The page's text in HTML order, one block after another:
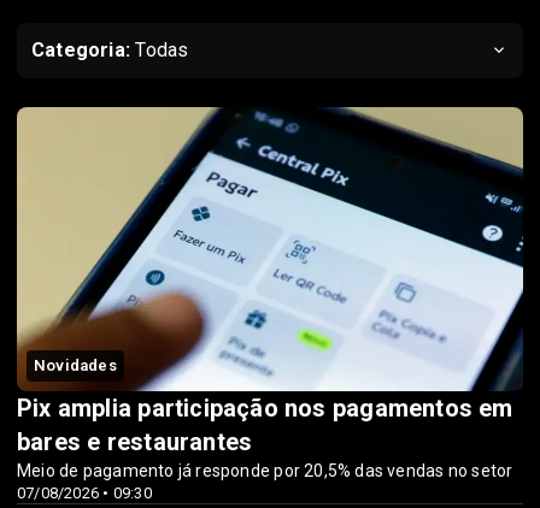
Categoria: Todas
Novidades
07/08/2026 • 09:30
Pix amplia participação nos pagamentos em
bares e restaurantes
Meio de pagamento já responde por 20,5% das vendas no setor